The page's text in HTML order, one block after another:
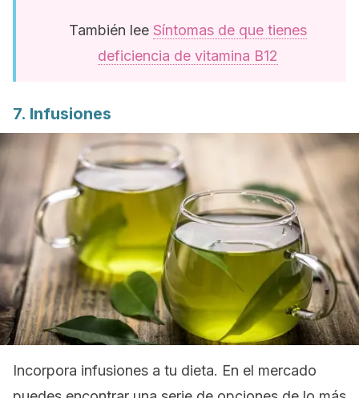
También lee Síntomas de que tienes
deficiencia de vitamina B12
7. Infusiones
Incorpora infusiones a tu dieta. En el mercado